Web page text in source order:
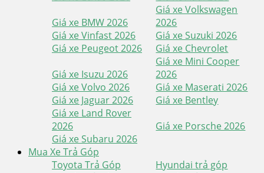
Giá xe BMW 2026
Giá xe Volkswagen
2026
Giá xe Vinfast 2026
Giá xe Suzuki 2026
Giá xe Peugeot 2026
Giá xe Chevrolet
Giá xe Isuzu 2026
Giá xe Mini Cooper
2026
Giá xe Volvo 2026
Giá xe Maserati 2026
Giá xe Jaguar 2026
Giá xe Bentley
Giá xe Land Rover
2026
Giá xe Porsche 2026
Giá xe Subaru 2026
Mua Xe Trả Góp
Toyota Trả Góp
Hyundai trả góp